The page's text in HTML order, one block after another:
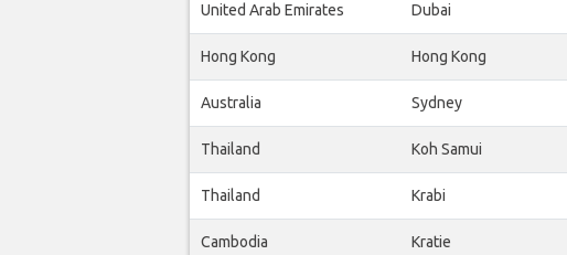
United Arab Emirates Dubai
Hong Kong Hong Kong
Australia Sydney
Thailand Koh Samui
Thailand Krabi
Cambodia Kratie